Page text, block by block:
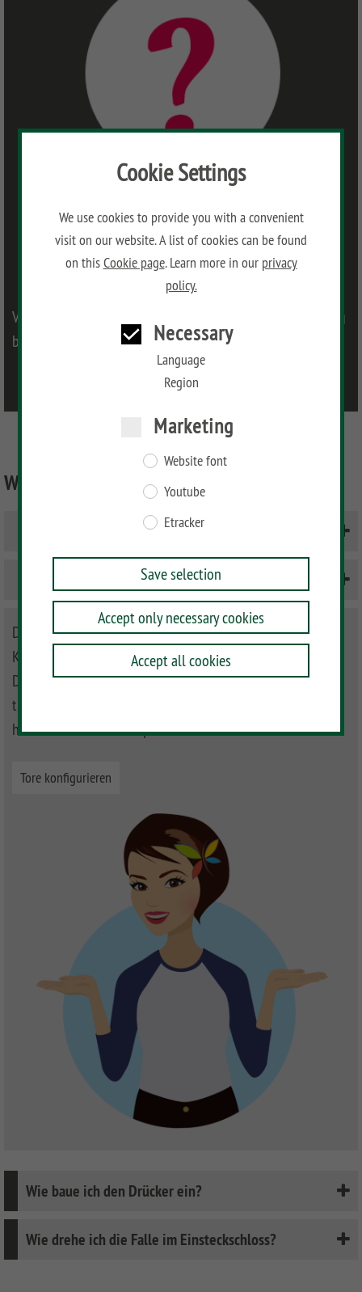
Cookie Settings
We use cookies to provide you with a convenient
visit on our website. A list of cookies can be found
on thisCookie page. Learn more in our privacy
policy.
Necessary
Language
Region
Marketing
Website font
Youtube
Etracker
Save selection
Accept only necessary cookies
Accept all cookies
Viele Fragen zur Tormontage werden in der Aufbauanleitung
beantwortet.
Einzel- und Doppeltore
Wie wird ein Doppeltor aufgebaut?
Doppeltor mit Torpfosten aufbauen
Doppeltor an Mauer befestigen
Doppeltore im Sichtschutzbereich fertigen wir auf
Kundenwunsch. Im Vorgartenbereich finden Sie auch
Doppeltore mit einer Standardbreite von 310 cm. Ob hoch,
tief oder dazwischen, Eingänge und Einfahrten können Sie
hier Ihren Wünschen anpassen.
Tore konfigurieren
Wie baue ich den Drücker ein?
Wie drehe ich die Falle im Einsteckschloss?